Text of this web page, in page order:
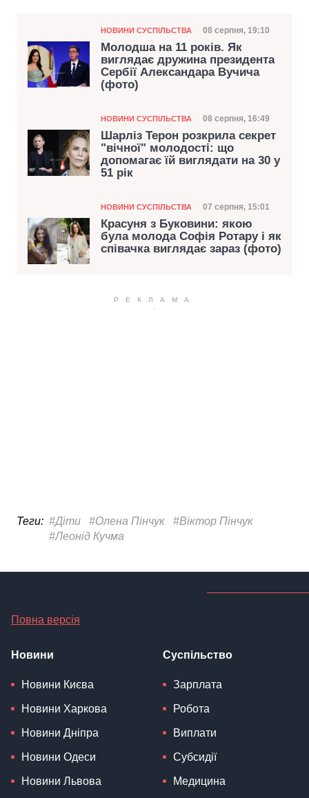
Повна версія
Новини
Новини Києва
Новини Харкова
Новини Дніпра
Новини Одеси
Новини Львова
Суспільство
Зарплата
Робота
Виплати
Субсидії
Медицина